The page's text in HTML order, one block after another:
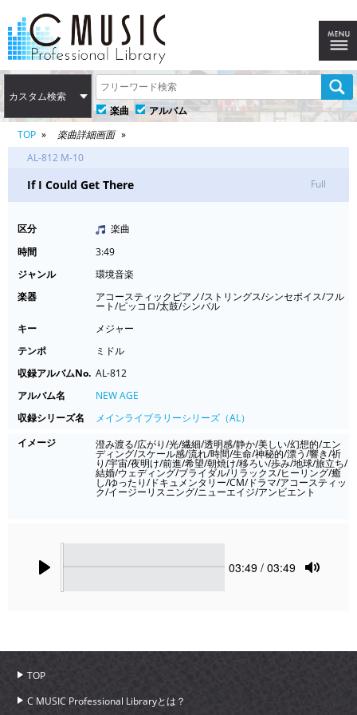
カスタム検索
楽曲
アルバム
TOP
楽曲詳細画面
AL-812 M-10
If I Could Get There Full
区分
楽曲
時間
3:49
ジャンル
環境音楽
楽器
アコースティックピアノ/ストリングス/シンセボイス/フル
ート/ピッコロ/太鼓/シンバル
キー
メジャー
テンポ
ミドル
収録アルバムNo. AL-812
アルバム名
NEW AGE
収録シリーズ名
メインライブラリーシリーズ（AL）
イメージ
澄み渡る/広がり/光/繊細/透明感/静か/美しい/幻想的/エン
ディング/スケール感/流れ/時間/生命/神秘的/漂う/響き/祈
り/宇宙/夜明け/前進/希望/朝焼け/移ろい/歩み/地球/旅立ち/
結婚/ウェディング/ブライダル/リラックス/ヒーリング/癒
し/ゆったり/ドキュメンタリー/CM/ドラマ/アコースティッ
ク/イージーリスニング/ニューエイジ/アンビエント
Current
03:49 / 03:49
TOP
C MUSIC Professional Libraryとは？